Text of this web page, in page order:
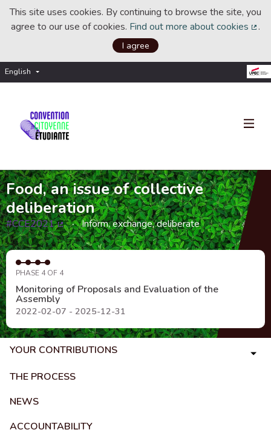
This site uses cookies. By continuing to browse the site, you
agree to our use of cookies. Find out more about cookies .
I agree
English Choisir la langue
Food, an issue of collective
deliberation
#CCE2021
(External link)
Inform, exchange, deliberate
PHASE 4 OF 4
Monitoring of Proposals and Evaluation of the
Assembly
2022-02-07 - 2025-12-31
YOUR CONTRIBUTIONS
THE PROCESS
NEWS
ACCOUNTABILITY